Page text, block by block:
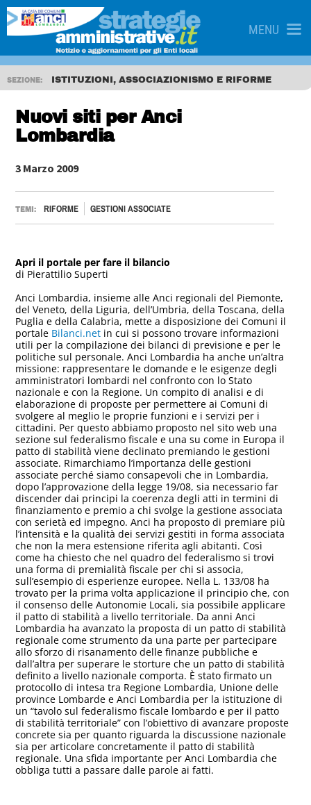
MENU
SEZIONE: ISTITUZIONI, ASSOCIAZIONISMO E RIFORME
Nuovi siti per Anci
Lombardia
3 Marzo 2009
TEMI: RIFORME GESTIONI ASSOCIATE
Apri il portale per fare il bilancio
di Pierattilio Superti
Anci Lombardia, insieme alle Anci regionali del Piemonte,
del Veneto, della Liguria, dell’Umbria, della Toscana, della
Puglia e della Calabria, mette a disposizione dei Comuni il
portale Bilanci.net in cui si possono trovare informazioni
utili per la compilazione dei bilanci di previsione e per le
politiche sul personale. Anci Lombardia ha anche un’altra
missione: rappresentare le domande e le esigenze degli
amministratori lombardi nel confronto con lo Stato
nazionale e con la Regione. Un compito di analisi e di
elaborazione di proposte per permettere ai Comuni di
svolgere al meglio le proprie funzioni e i servizi per i
cittadini. Per questo abbiamo proposto nel sito web una
sezione sul federalismo fiscale e una su come in Europa il
patto di stabilità viene declinato premiando le gestioni
associate. Rimarchiamo l’importanza delle gestioni
associate perché siamo consapevoli che in Lombardia,
dopo l’approvazione della legge 19/08, sia necessario far
discender dai principi la coerenza degli atti in termini di
finanziamento e premio a chi svolge la gestione associata
con serietà ed impegno. Anci ha proposto di premiare più
l’intensità e la qualità dei servizi gestiti in forma associata
che non la mera estensione riferita agli abitanti. Così
come ha chiesto che nel quadro del federalismo si trovi
una forma di premialità fiscale per chi si associa,
sull’esempio di esperienze europee. Nella L. 133/08 ha
trovato per la prima volta applicazione il principio che, con
il consenso delle Autonomie Locali, sia possibile applicare
il patto di stabilità a livello territoriale. Da anni Anci
Lombardia ha avanzato la proposta di un patto di stabilità
regionale come strumento da una parte per partecipare
allo sforzo di risanamento delle finanze pubbliche e
dall’altra per superare le storture che un patto di stabilità
definito a livello nazionale comporta. È stato firmato un
protocollo di intesa tra Regione Lombardia, Unione delle
province Lombarde e Anci Lombardia per la istituzione di
un “tavolo sul federalismo fiscale lombardo e per il patto
di stabilità territoriale” con l’obiettivo di avanzare proposte
concrete sia per quanto riguarda la discussione nazionale
sia per articolare concretamente il patto di stabilità
regionale. Una sfida importante per Anci Lombardia che
obbliga tutti a passare dalle parole ai fatti.